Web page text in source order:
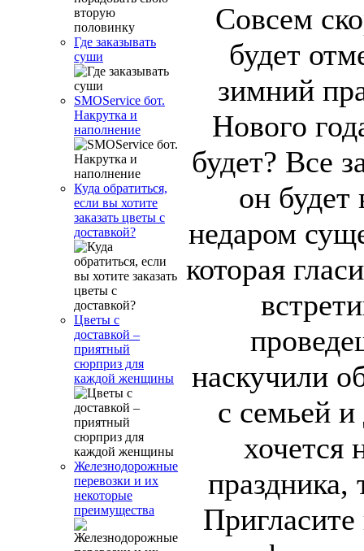
Где заказывать
суши
SMOService бот.
Накрутка и
наполнение
Куда обратиться,
если вы хотите
заказать цветы с
доставкой?
Цветы с
доставкой –
приятный
сюрприз для
каждой женщины
Железнодорожные
перевозки и их
некоторые
преимущества
Совсем
будет
зимний
Нового
будет? Все
он будет
недаром
которая
наскучили
с семьей
хочется
праздника,